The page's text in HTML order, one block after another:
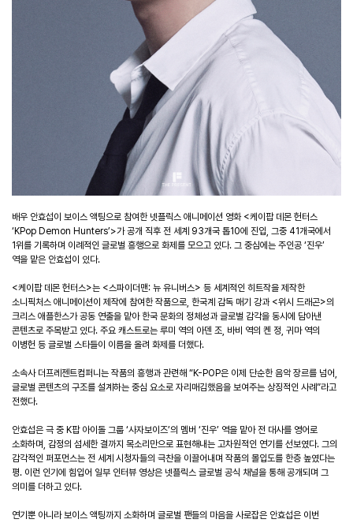
배우 안효섭이 보이스 액팅으로 참여한 넷플릭스 애니메이션 영화 <케이팝 데몬 헌터스
‘KPop Demon Hunters’>가 공개 직후 전 세계 93개국 톱10에 진입, 그중 41개국에서
1위를 기록하며 이례적인 글로벌 흥행으로 화제를 모으고 있다. 그 중심에는 주인공 ‘진우’
역을 맡은 안효섭이 있다.
<케이팝 데몬 헌터스>는 <스파이더맨: 뉴 유니버스> 등 세계적인 히트작을 제작한
소니픽처스 애니메이션이 제작에 참여한 작품으로, 한국계 감독 매기 강과 <위시 드래곤>의
크리스 애플한스가 공동 연출을 맡아 한국 문화의 정체성과 글로벌 감각을 동시에 담아낸
콘텐츠로 주목받고 있다. 주요 캐스트로는 루미 역의 아덴 조, 바비 역의 켄 정, 귀마 역의
이병헌 등 글로벌 스타들이 이름을 올려 화제를 더했다.
소속사 더프레젠트컴퍼니는 작품의 흥행과 관련해 “K-POP은 이제 단순한 음악 장르를 넘어,
글로벌 콘텐츠의 구조를 설계하는 중심 요소로 자리매김했음을 보여주는 상징적인 사례”라고
전했다.
안효섭은 극 중 K팝 아이돌 그룹 ‘사자보이즈’의 멤버 ‘진우’ 역을 맡아 전 대사를 영어로
소화하며, 감정의 섬세한 결까지 목소리만으로 표현해내는 고차원적인 연기를 선보였다. 그의
감각적인 퍼포먼스는 전 세계 시청자들의 극찬을 이끌어내며 작품의 몰입도를 한층 높였다는
평. 이런 인기에 힘입어 일부 인터뷰 영상은 넷플릭스 글로벌 공식 채널을 통해 공개되며 그
의미를 더하고 있다.
연기뿐 아니라 보이스 액팅까지 소화하며 글로벌 팬들의 마음을 사로잡은 안효섭은 이번